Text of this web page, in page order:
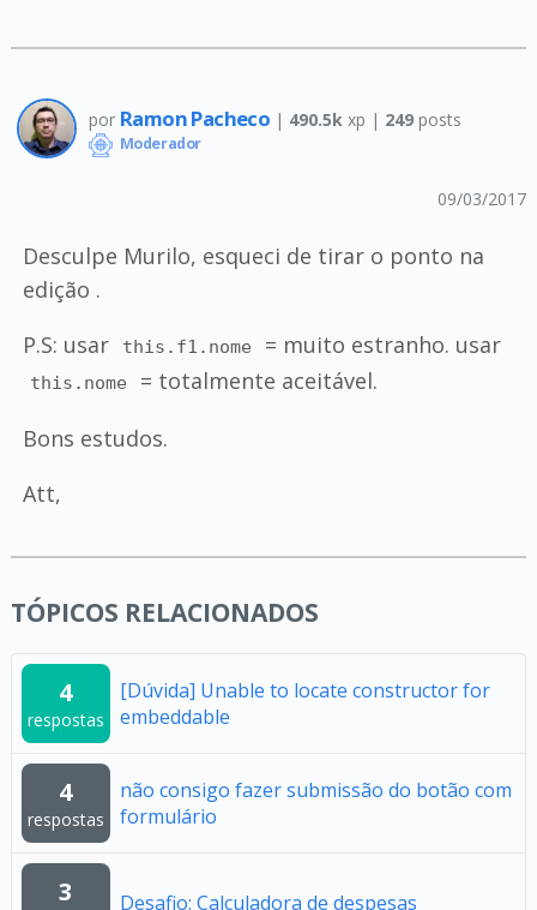
por Ramon Pacheco | 490.5k xp | 249posts
Moderador
09/03/2017
Desculpe Murilo, esqueci de tirar o ponto na
edição .
P.S: usar
this.f1.nome = muito estranho. usar
this.nome
= totalmente aceitável.
Bons estudos.
Att,
TÓPICOS RELACIONADOS
4
respostas
[Dúvida] Unable to locate constructor for
embeddable
4
respostas
não consigo fazer submissão do botão com
formulário
3 Desafio: Calculadora de despesas